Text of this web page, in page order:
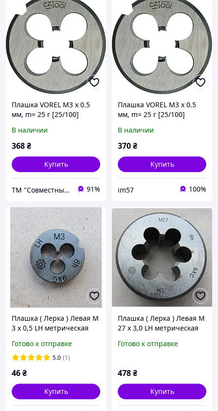
Плашка VOREL М3 х 0.5
мм, m= 25 г [25/100]
В наличии
368₴
Купить
ТМ "Совместные поставки" 91%
Плашка VOREL М3 х 0.5
мм, m= 25 г [25/100]
В наличии
370₴
Купить
im57 100%
Плашка ( Лерка ) Левая М
3 х 0,5 LH метрическая
Готово к отправке
5.0 (1)
46₴
Купить
Плашка ( Лерка ) Левая М
27 х 3,0 LH метрическая
Готово к отправке
478₴
Купить